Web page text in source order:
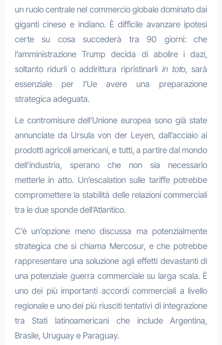
un ruolo centrale nel commercio globale dominato dai
giganti cinese e indiano. È difficile avanzare ipotesi
certe su cosa succederà tra 90 giorni: che
l’amministrazione Trump decida di abolire i dazi,
soltanto ridurli o addirittura ripristinarli in toto, sarà
essenziale per l’Ue avere una preparazione
strategica adeguata.
Le contromisure dell’Unione europea sono già state
annunciate da Ursula von der Leyen, dall’acciaio ai
prodotti agricoli americani, e tutti, a partire dal mondo
dell’industria, sperano che non sia necessario
metterle in atto. Un’escalation sulle tariffe potrebbe
compromettere la stabilità delle relazioni commerciali
tra le due sponde dell’Atlantico.
C’è un’opzione meno discussa ma potenzialmente
strategica che si chiama Mercosur, e che potrebbe
rappresentare una soluzione agli effetti devastanti di
una potenziale guerra commerciale su larga scala. È
uno dei più importanti accordi commerciali a livello
regionale e uno dei più riusciti tentativi di integrazione
tra Stati latinoamericani che include Argentina,
Brasile, Uruguay e Paraguay.